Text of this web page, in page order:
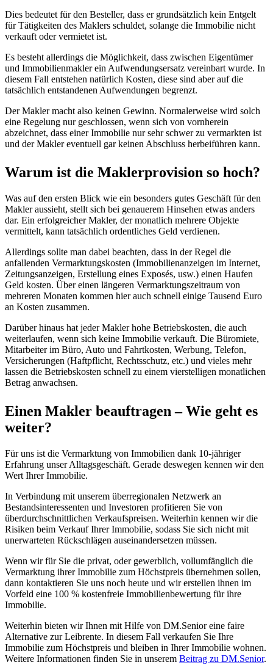
Dies bedeutet für den Besteller, dass er grundsätzlich kein Entgelt
für Tätigkeiten des Maklers schuldet, solange die Immobilie nicht
verkauft oder vermietet ist.
Es besteht allerdings die Möglichkeit, dass zwischen Eigentümer
und Immobilienmakler ein Aufwendungsersatz vereinbart wurde. In
diesem Fall entstehen natürlich Kosten, diese sind aber auf die
tatsächlich entstandenen Aufwendungen begrenzt.
Der Makler macht also keinen Gewinn. Normalerweise wird solch
eine Regelung nur geschlossen, wenn sich von vornherein
abzeichnet, dass einer Immobilie nur sehr schwer zu vermarkten ist
und der Makler eventuell gar keinen Abschluss herbeiführen kann.
Warum ist die Maklerprovision so hoch?
Was auf den ersten Blick wie ein besonders gutes Geschäft für den
Makler aussieht, stellt sich bei genauerem Hinsehen etwas anders
dar. Ein erfolgreicher Makler, der monatlich mehrere Objekte
vermittelt, kann tatsächlich ordentliches Geld verdienen.
Allerdings sollte man dabei beachten, dass in der Regel die
anfallenden Vermarktungskosten (Immobilienanzeigen im Internet,
Zeitungsanzeigen, Erstellung eines Exposés, usw.) einen Haufen
Geld kosten. Über einen längeren Vermarktungszeitraum von
mehreren Monaten kommen hier auch schnell einige Tausend Euro
an Kosten zusammen.
Darüber hinaus hat jeder Makler hohe Betriebskosten, die auch
weiterlaufen, wenn sich keine Immobilie verkauft. Die Büromiete,
Mitarbeiter im Büro, Auto und Fahrtkosten, Werbung, Telefon,
Versicherungen (Haftpflicht, Rechtsschutz, etc.) und vieles mehr
lassen die Betriebskosten schnell zu einem vierstelligen monatlichen
Betrag anwachsen.
Einen Makler beauftragen – Wie geht es
weiter?
Für uns ist die Vermarktung von Immobilien dank 10-jähriger
Erfahrung unser Alltagsgeschäft. Gerade deswegen kennen wir den
Wert Ihrer Immobilie.
In Verbindung mit unserem überregionalen Netzwerk an
Bestandsinteressenten und Investoren profitieren Sie von
überdurchschnittlichen Verkaufspreisen. Weiterhin kennen wir die
Risiken beim Verkauf Ihrer Immobilie, sodass Sie sich nicht mit
unerwarteten Rückschlägen auseinandersetzen müssen.
Wenn wir für Sie die privat, oder gewerblich, vollumfänglich die
Vermarktung ihrer Immobilie zum Höchstpreis übernehmen sollen,
dann kontaktieren Sie uns noch heute und wir erstellen ihnen im
Vorfeld eine 100 % kostenfreie Immobilienbewertung für ihre
Immobilie.
Weiterhin bieten wir Ihnen mit Hilfe von DM.Senior eine faire
Alternative zur Leibrente. In diesem Fall verkaufen Sie Ihre
Immobilie zum Höchstpreis und bleiben in Ihrer Immobilie wohnen.
Weitere Informationen finden Sie in unserem Beitrag zu DM.Senior.